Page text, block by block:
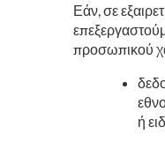
Εάν, σε
προσωπικού
ή